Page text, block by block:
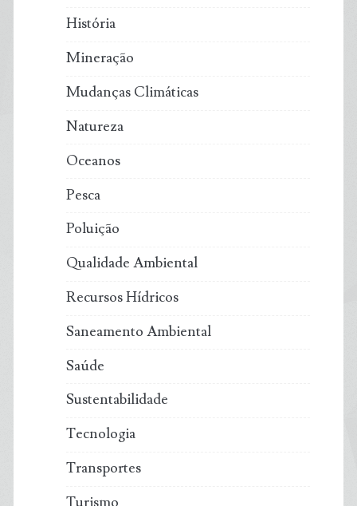
História
Mineração
Mudanças Climáticas
Natureza
Oceanos
Pesca
Poluição
Qualidade Ambiental
Recursos Hídricos
Saneamento Ambiental
Saúde
Sustentabilidade
Tecnologia
Transportes